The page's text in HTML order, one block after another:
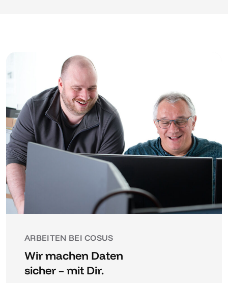
ARBEITEN BEI COSUS
Wir machen Daten
sicher – mit Dir.